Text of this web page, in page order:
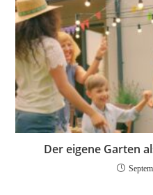
Der eigene Garten